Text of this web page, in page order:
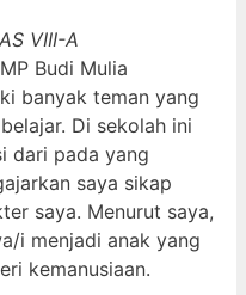
VIII-A
Budi Mulia
banyak teman yang
Di sekolah ini
dari pada yang
saya sikap
saya. Menurut saya,
i menjadi anak yang
kemanusiaan.